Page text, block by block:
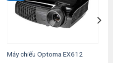
Máy chiếu Optoma EX612